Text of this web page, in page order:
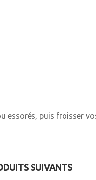
essorés, puis froisser
SUIVANTS